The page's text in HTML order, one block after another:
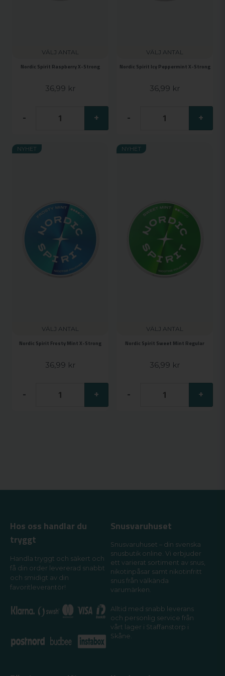
VÄLJ ANTAL
Nordic Spirit Raspberry X-Strong
36,99 kr
- +
VÄLJ ANTAL
Nordic Spirit Icy Peppermint X-Strong
36,99 kr
- +
VÄLJ ANTAL
Nordic Spirit Frosty Mint X-Strong
36,99 kr
- +
NYHET
VÄLJ ANTAL
Nordic Spirit Sweet Mint Regular
36,99 kr
- +
NYHET
Hos oss handlar du
tryggt
Handla tryggt och säkert och
få din order levererad snabbt
och smidigt av din
favoritleverantör!
Snusvaruhuset
Snusvaruhuset – din svenska
snusbutik online. Vi erbjuder
ett varierat sortiment av snus,
nikotinpåsar samt nikotinfritt
snus från välkända
varumärken.
Alltid med snabb leverans
och personlig service från
vårt lager i Staffanstorp i
Skåne.